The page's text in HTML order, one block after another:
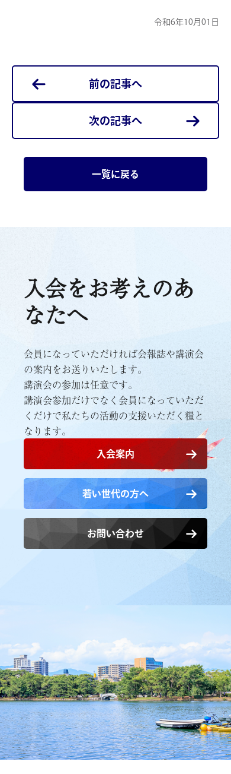
令和6年10月01日
前の記事へ
次の記事へ
一覧に戻る
入会をお考えのあ
なたへ
会員になっていただければ会報誌や講演会
の案内をお送りいたします。
講演会の参加は任意です。
講演会参加だけでなく会員になっていただ
くだけで私たちの活動の支援いただく糧と
なります。
入会案内
若い世代の方へ
お問い合わせ